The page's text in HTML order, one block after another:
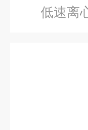
低速离